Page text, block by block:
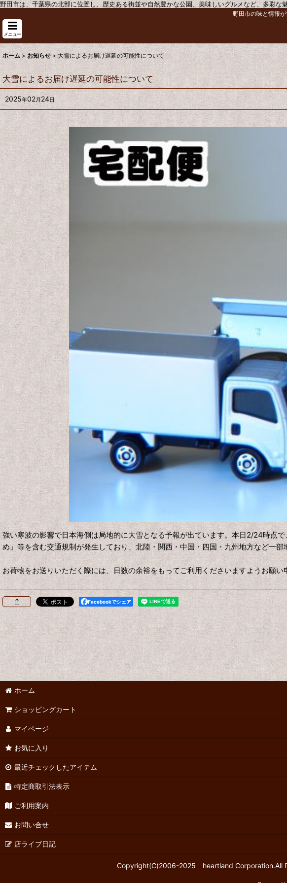
野田市は、千葉県の北部に位置し、歴史ある街並や自然豊かな公園、美味しいグルメなど、多彩
野田市の味と情報
メニュー
ホーム > お知らせ > 大雪によるお届け遅延の可能性について
大雪によるお届け遅延の可能性について
2025年02月24日
強い寒波の影響で日本海側は局地的に大雪となる予報が出ています。本日2/24時点で
め』等を含む交通規制が発生しており、北陸・関西・中国・四国・九州地方など一
お荷物をお送りいただく際には、日数の余裕をもってご利用くださいますようお願い
Facebookでシェア
ホーム
ショッピングカート
マイページ
お気に入り
最近チェックしたアイテム
特定商取引法表示
ご利用案内
お問い合せ
店ライブ日記
Copyright(C)2006-2025 heartland Corporation.All